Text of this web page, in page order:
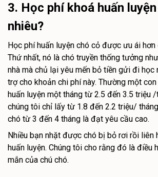
3. Học phí khoá huấn
nhiêu?
Học phí huấn luyện chó cỏ được ưu ái hơn
Thứ nhất, nó là chó truyền thống tưởng
nhà mà chủ lại yêu mến bỏ tiền gửi đi học
trợ cho khoản chi phí này. Thường một
huấn luyện một tháng từ 2.5 đến 3.5 triệu
chúng tôi chỉ lấy từ 1.8 đến 2.2 triệu/
chó từ 3 đến 4 tháng là đạt yêu cầu cao.
Nhiều bạn nhặt được chó bị bỏ rơi rồi liên
huấn luyện. Chúng tôi cho rằng đó là điều
mắn của chú chó.